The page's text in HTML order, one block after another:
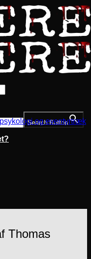
Search Button
og eventyrtræk
Thomas